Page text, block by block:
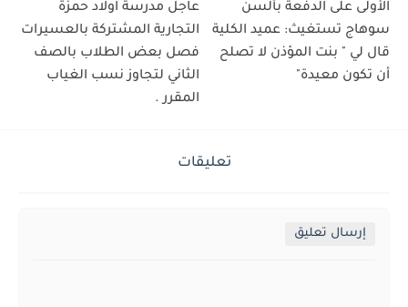
الأولى على الدفعة بألسن
سوهاج تستغيث: عميد الكلية
قال لي " بنت المؤذن لا تصلح
أن تكون معيدة"
عاجل مدرسة اولاد حمزة
التجارية المشتركة بالعسيرات
فصل بعض الطلاب بالصف
الثاني لتجاوز نسب الغياب
المقرر .
تعليقات
إرسال تعليق